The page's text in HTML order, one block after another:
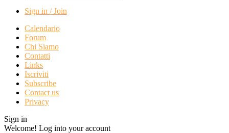
Sign in / Join
Calendario
Forum
Chi Siamo
Contatti
Links
Iscriviti
Subscribe
Contact us
Privacy
Sign in
Welcome! Log into your account